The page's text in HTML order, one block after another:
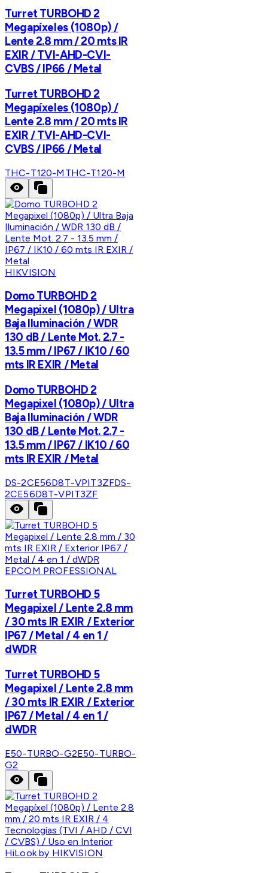
Turret TURBOHD 2
Megapíxeles (1080p) /
Lente 2.8 mm / 20 mts IR
EXIR / TVI-AHD-CVI-
CVBS / IP66 / Metal
Turret TURBOHD 2
Megapíxeles (1080p) /
Lente 2.8 mm / 20 mts IR
EXIR / TVI-AHD-CVI-
CVBS / IP66 / Metal
THC-T120-M THC-T120-M
HIKVISION
Domo TURBOHD 2
Megapixel (1080p) / Ultra
Baja Iluminación / WDR
130 dB / Lente Mot. 2.7 -
13.5 mm / IP67 / IK10 / 60
mts IR EXIR / Metal
Domo TURBOHD 2
Megapixel (1080p) / Ultra
Baja Iluminación / WDR
130 dB / Lente Mot. 2.7 -
13.5 mm / IP67 / IK10 / 60
mts IR EXIR / Metal
DS-2CE56D8T-VPIT3ZFDS-
2CE56D8T-VPIT3ZF
EPCOM PROFESSIONAL
Turret TURBOHD 5
Megapixel / Lente 2.8 mm
/ 30 mts IR EXIR / Exterior
IP67 / Metal / 4 en 1 /
dWDR
Turret TURBOHD 5
Megapixel / Lente 2.8 mm
/ 30 mts IR EXIR / Exterior
IP67 / Metal / 4 en 1 /
dWDR
E50-TURBO-G2E50-TURBO-
G2
HiLook by HIKVISION